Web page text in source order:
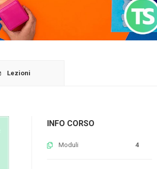
Lezioni
INFO CORSO
Moduli 4